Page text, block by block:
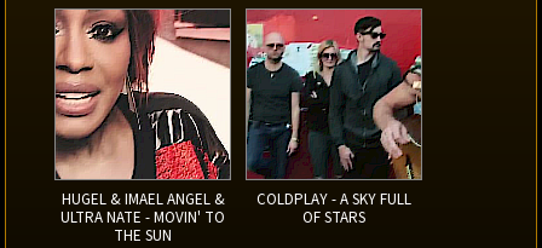
HUGEL & IMAEL ANGEL &
ULTRA NATE - MOVIN' TO
THE SUN
COLDPLAY - A SKY FULL
OF STARS